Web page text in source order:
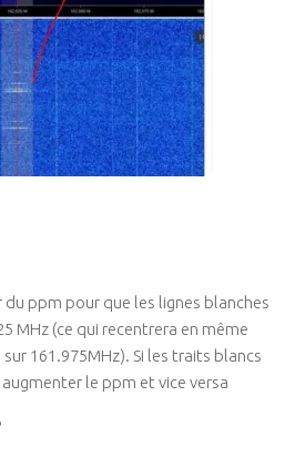
ppm pour que les lignes blanches
MHz (ce qui recentrera en même
161.975MHz). Si les traits blancs
le ppm et vice versa